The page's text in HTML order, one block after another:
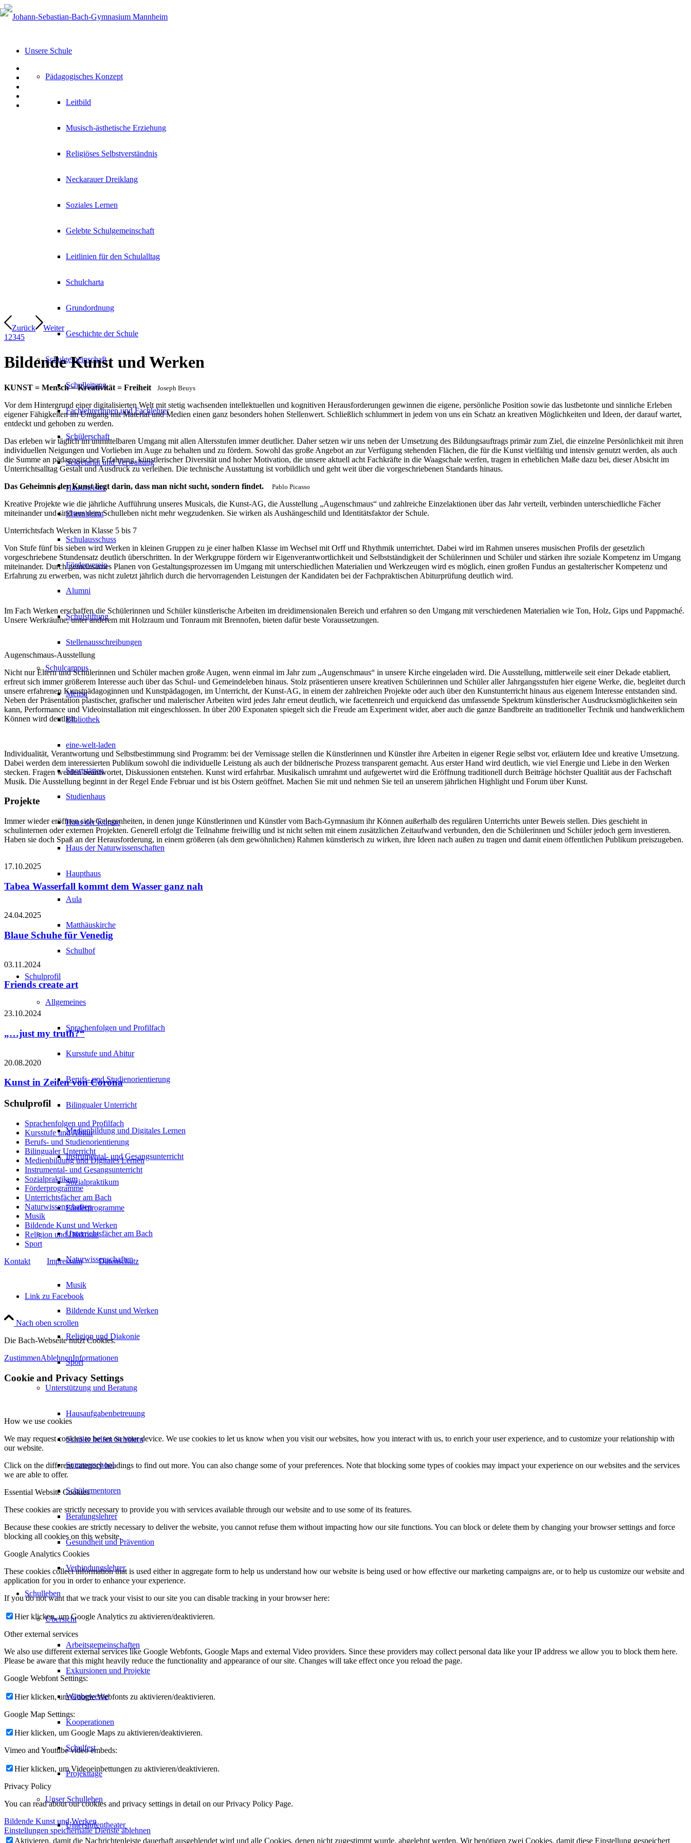
Unsere Schule
Pädagogisches Konzept
Leitbild
Musisch-ästhetische Erziehung
Religiöses Selbstverständnis
Neckarauer Dreiklang
Soziales Lernen
Gelebte Schulgemeinschaft
Leitlinien für den Schulalltag
Schulcharta
Grundordnung
Geschichte der Schule
Schulgemeinschaft
Schulleitung
Fachlehrerinnen und Fachlehrer
Schülerschaft
Sekretariat und Verwaltung
Hausmeister
Elternbeirat
Schulausschuss
Förderverein
Alumni
Schulstiftung
Stellenausschreibungen
Schulcampus
Mensa
Bibliothek
eine-welt-laden
Sportstätten
Studienhaus
Haus der Künste
Haus der Naturwissenschaften
Haupthaus
Aula
Matthäuskirche
Schulhof
Schulprofil
Allgemeines
Sprachenfolgen und Profilfach
Kursstufe und Abitur
Berufs- und Studienorientierung
Bilingualer Unterricht
Medienbildung und Digitales Lernen
Instrumental- und Gesangsunterricht
Sozialpraktikum
Förderprogramme
Unterrichtsfächer am Bach
Naturwissenschaften
Musik
Bildende Kunst und Werken
Religion und Diakonie
Sport
Unterstützung und Beratung
Hausaufgabenbetreuung
Schüler helfen Schülern
Summerschool
Schülermentoren
Beratungslehrer
Gesundheit und Prävention
Verbindungslehrer
Schulleben
Übersicht
Arbeitsgemeinschaften
Exkursionen und Projekte
Wettbewerbe
Kooperationen
Schulfest
Projekttage
Unser Schulleben
Unterstufentheater
Zurück
Weiter
1 2345
Bildende Kunst und Werken
KUNST = Mensch = Kreativität = Freiheit Joseph Beuys
Vor dem Hintergrund einer digitalisierten Welt mit stetig wachsenden intellektuellen und kognitiven Herausforderungen gewinnen die eigene, persönliche Position sowie das lustbetonte und sinnliche Erleben
eigener Fähigkeiten im Umgang mit Material und Medien einen ganz besonders hohen Stellenwert. Schließlich schlummert in jedem von uns ein Schatz an kreativen Möglichkeiten und Ideen, der darauf wartet,
entdeckt und gehoben zu werden.
Das erleben wir täglich im unmittelbaren Umgang mit allen Altersstufen immer deutlicher. Daher setzen wir uns neben der Umsetzung des Bildungsauftrags primär zum Ziel, die einzelne Persönlichkeit mit ihren
individuellen Neigungen und Vorlieben im Auge zu behalten und zu fördern. Sowohl das große Angebot an zur Verfügung stehenden Flächen, die für die Kunst vielfältig und intensiv genutzt werden, als auch
die Summe an pädagogischer Erfahrung, künstlerischer Diversität und hoher Motivation, die unsere aktuell acht Fachkräfte in die Waagschale werfen, tragen in erheblichen Maße dazu bei, dieser Absicht im
Unterrichtsalltag Gestalt und Ausdruck zu verleihen. Die technische Ausstattung ist vorbildlich und geht weit über die vorgeschriebenen Standards hinaus.
Das Geheimnis der Kunst liegt darin, dass man nicht sucht, sondern findet.
Pablo Picasso
Kreative Projekte wie die jährliche Aufführung unseres Musicals, die Kunst-AG, die Ausstellung „Augenschmaus“ und zahlreiche Einzelaktionen über das Jahr verteilt, verbinden unterschiedliche Fächer
miteinander und sind aus dem Schulleben nicht mehr wegzudenken. Sie wirken als Aushängeschild und Identitätsfaktor der Schule.
Unterrichtsfach Werken in Klasse 5 bis 7
Von Stufe fünf bis sieben wird Werken in kleinen Gruppen zu je einer halben Klasse im Wechsel mit Orff und Rhythmik unterrichtet. Dabei wird im Rahmen unseres musischen Profils der gesetzlich
vorgeschriebene Stundensatz deutlich überschritten. In der Werkgruppe fördern wir Eigenverantwortlichkeit und Selbstständigkeit der Schülerinnen und Schüler und stärken ihre soziale Kompetenz im Umgang
miteinander. Durch gemeinsames Planen von Gestaltungsprozessen im Umgang mit unterschiedlichen Materialien und Werkzeugen wird es möglich, einen großen Fundus an gestalterischer Kompetenz und
Erfahrung zu erwerben, was nicht zuletzt jährlich durch die hervorragenden Leistungen der Kandidaten bei der Fachpraktischen Abiturprüfung deutlich wird.
Im Fach Werken erschaffen die Schülerinnen und Schüler künstlerische Arbeiten im dreidimensionalen Bereich und erfahren so den Umgang mit verschiedenen Materialien wie Ton, Holz, Gips und Pappmaché.
Unsere Werkräume, unter anderem mit Holzraum und Tonraum mit Brennofen, bieten dafür beste Voraussetzungen.
Augenschmaus-Ausstellung
Nicht nur Eltern und Schülerinnen und Schüler machen große Augen, wenn einmal im Jahr zum „Augenschmaus“ in unsere Kirche eingeladen wird. Die Ausstellung, mittlerweile seit einer Dekade etabliert,
erfreut sich immer größerem Interesse auch über das Schul- und Gemeindeleben hinaus. Stolz präsentieren unsere kreativen Schülerinnen und Schüler aller Jahrgangsstufen hier eigene Werke, die, begleitet durch
unsere erfahrenen Kunstpädagoginnen und Kunstpädagogen, im Unterricht, der Kunst-AG, in einem der zahlreichen Projekte oder auch über den Kunstunterricht hinaus aus eigenem Interesse entstanden sind.
Neben der Präsentation plastischer, grafischer und malerischer Arbeiten wird jedes Jahr erneut deutlich, wie facettenreich und erquickend das umfassende Spektrum künstlerischer Ausdrucksmöglichkeiten sein
kann, Performance und Videoinstallation mit eingeschlossen. In über 200 Exponaten spiegelt sich die Freude am Experiment wider, aber auch die ganze Bandbreite an traditioneller Technik und handwerklichem
Können wird deutlich.
Individualität, Verantwortung und Selbstbestimmung sind Programm: bei der Vernissage stellen die Künstlerinnen und Künstler ihre Arbeiten in eigener Regie selbst vor, erläutern Idee und kreative Umsetzung.
Dabei werden dem interessierten Publikum sowohl die individuelle Leistung als auch der bildnerische Prozess transparent gemacht. Aus erster Hand wird deutlich, wie viel Energie und Liebe in den Werken
stecken. Fragen werden beantwortet, Diskussionen entstehen. Kunst wird erfahrbar. Musikalisch umrahmt und aufgewertet wird die Eröffnung traditionell durch Beiträge höchster Qualität aus der Fachschaft
Musik. Die Ausstellung beginnt in der Regel Ende Februar und ist bis Ostern geöffnet. Machen Sie mit und nehmen Sie teil an unserem jährlichen Highlight und Forum über Kunst.
Projekte
Immer wieder eröffnen sich Gelegenheiten, in denen junge Künstlerinnen und Künstler vom Bach-Gymnasium ihr Können außerhalb des regulären Unterrichts unter Beweis stellen. Dies geschieht in
schulinternen oder externen Projekten. Generell erfolgt die Teilnahme freiwillig und ist nicht selten mit einem zusätzlichen Zeitaufwand verbunden, den die Schülerinnen und Schüler jedoch gern investieren.
Haben sie doch Spaß an der Herausforderung, in einem größeren (als dem gewöhnlichen) Rahmen künstlerisch zu wirken, ihre Ideen nach außen zu tragen und damit einem öffentlichen Publikum preiszugeben.
17.10.2025
Tabea Wasserfall kommt dem Wasser ganz nah
24.04.2025
Blaue Schuhe für Venedig
03.11.2024
Friends create art
23.10.2024
„…just my truth?“
20.08.2020
Kunst in Zeiten von Corona
Schulprofil
Sprachenfolgen und Profilfach
Kursstufe und Abitur
Berufs- und Studienorientierung
Bilingualer Unterricht
Medienbildung und Digitales Lernen
Instrumental- und Gesangsunterricht
Sozialpraktikum
Förderprogramme
Unterrichtsfächer am Bach
Naturwissenschaften
Musik
Bildende Kunst und Werken
Religion und Diakonie
Sport
Kontakt
Impressum Datenschutz
Link zu Facebook
Nach oben scrollen
Die Bach-Webseite nutzt Cookies.
ZustimmenAblehnenInformationen
Cookie and Privacy Settings
How we use cookies
We may request cookies to be set on your device. We use cookies to let us know when you visit our websites, how you interact with us, to enrich your user experience, and to customize your relationship with
our website.
Click on the different category headings to find out more. You can also change some of your preferences. Note that blocking some types of cookies may impact your experience on our websites and the services
we are able to offer.
Essential Website Cookies
These cookies are strictly necessary to provide you with services available through our website and to use some of its features.
Because these cookies are strictly necessary to deliver the website, you cannot refuse them without impacting how our site functions. You can block or delete them by changing your browser settings and force
blocking all cookies on this website.
Google Analytics Cookies
These cookies collect information that is used either in aggregate form to help us understand how our website is being used or how effective our marketing campaigns are, or to help us customize our website and
application for you in order to enhance your experience.
If you do not want that we track your visist to our site you can disable tracking in your browser here:
Hier klicken, um Google Analytics zu aktivieren/deaktivieren.
Other external services
We also use different external services like Google Webfonts, Google Maps and external Video providers. Since these providers may collect personal data like your IP address we allow you to block them here.
Please be aware that this might heavily reduce the functionality and appearance of our site. Changes will take effect once you reload the page.
Google Webfont Settings:
Hier klicken, um Google Webfonts zu aktivieren/deaktivieren.
Google Map Settings:
Hier klicken, um Google Maps zu aktivieren/deaktivieren.
Vimeo and Youtube video embeds:
Hier klicken, um Videoeinbettungen zu aktivieren/deaktivieren.
Privacy Policy
You can read about our cookies and privacy settings in detail on our Privacy Policy Page.
Bildende Kunst und Werken
Einstellungen speichernalle Dienste ablehnen
Aktivieren, damit die Nachrichtenleiste dauerhaft ausgeblendet wird und alle Cookies, denen nicht zugestimmt wurde, abgelehnt werden. Wir benötigen zwei Cookies, damit diese Einstellung gespeichert